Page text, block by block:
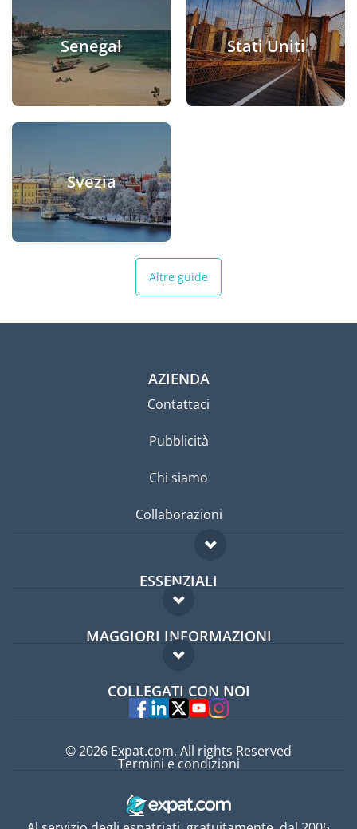
Senegal Stati Uniti
Svezia
Altre guide
AZIENDA
Contattaci
Pubblicità
Chi siamo
Collaborazioni
ESSENZIALI
Forum per expat
Guida per expat
MAGGIORI INFORMAZIONI
Domande frequenti
Esperti
COLLEGATI CON NOI
© 2026 Expat.com, All rights Reserved
Termini e condizioni